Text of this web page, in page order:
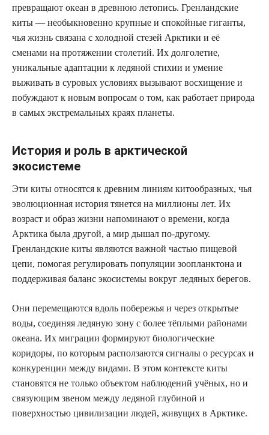
превращают океан в древнюю летопись. Гренландские
киты — необыкновенно крупные и спокойные гиганты,
чья жизнь связана с холодной стезей Арктики и её
сменами на протяжении столетий. Их долголетие,
уникальные адаптации к ледяной стихии и умение
выживать в суровых условиях вызывают восхищение и
побуждают к новым вопросам о том, как работает природа
в самых экстремальных краях планеты.
История и роль в арктической
экосистеме
Эти киты относятся к древним линиям китообразных, чья
эволюционная история тянется на миллионы лет. Их
возраст и образ жизни напоминают о времени, когда
Арктика была другой, а мир дышал по-другому.
Гренландские киты являются важной частью пищевой
цепи, помогая регулировать популяции зоопланктона и
поддерживая баланс экосистемы вокруг ледяных берегов.
Они перемещаются вдоль побережья и через открытые
воды, соединяя ледяную зону с более тёплыми районами
океана. Их миграции формируют биологические
коридоры, по которым расползаются сигналы о ресурсах и
конкуренции между видами. В этом контексте киты
становятся не только объектом наблюдений учёных, но и
связующим звеном между ледяной глубиной и
поверхностью цивилизации людей, живущих в Арктике.